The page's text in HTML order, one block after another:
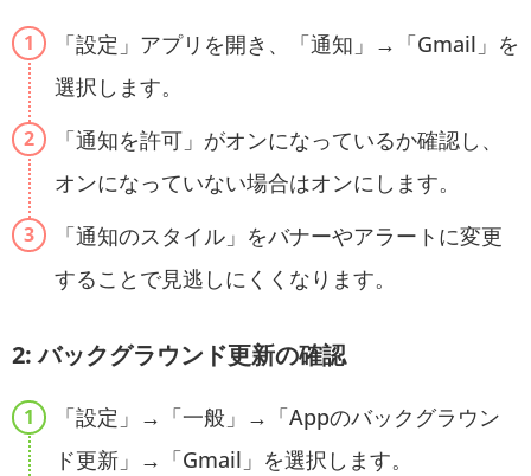
「設定」アプリを開き、「通知」→「Gmail」を
選択します。
「通知を許可」がオンになっているか確認し、
オンになっていない場合はオンにします。
「通知のスタイル」をバナーやアラートに変更
することで見逃しにくくなります。
2: バックグラウンド更新の確認
「設定」→「一般」→「Appのバックグラウン
ド更新」→「Gmail」を選択します。